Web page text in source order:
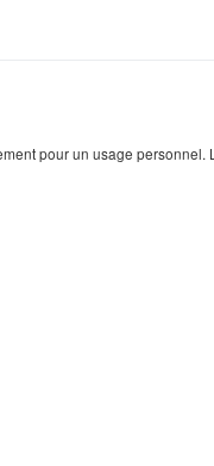
pour un usage